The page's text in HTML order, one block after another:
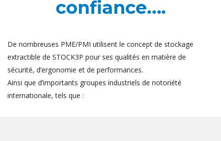
confiance….
De nombreuses PME/PMI utilisent le concept de stockage
extractible de STOCK3P pour ses qualités en matière de
sécurité, d’ergonomie et de performances.
Ainsi que d’importants groupes industriels de notoriété
internationale, tels que :